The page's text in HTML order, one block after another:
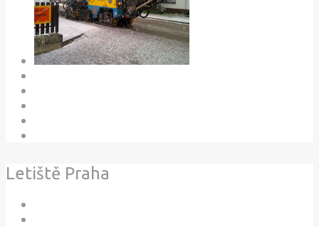
Letiště Praha